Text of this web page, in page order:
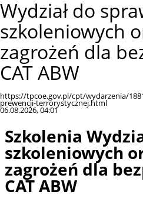
Wydział do
szkoleniowych
zagrożeń dla
CAT ABW
https://tpcoe.gov.pl/cpt/wydarzenia/
prewencji-terrorystycznej.html
06.08.2026, 04:01
Szkolenia
szkoleniowych
zagrożeń dla
CAT ABW